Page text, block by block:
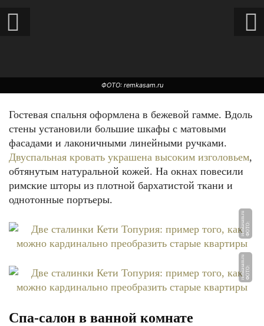
ФОТО: remkasam.ru
ФОТО: remkasam.ru
Гостевая спальня оформлена в бежевой гамме. Вдоль
стены установили большие шкафы с матовыми
фасадами и лаконичными линейными ручками.
Двуспальная кровать украшена высоким изголовьем,
обтянутым натуральной кожей. На окнах повесили
римские шторы из плотной бархатистой ткани и
однотонные портьеры.
Ф
О
Т
О:
r
e
m
k
a
s
a
m.
r
u
Ф
О
Т
О:
r
e
m
k
a
s
a
m.
r
u
Спа-салон в ванной комнате